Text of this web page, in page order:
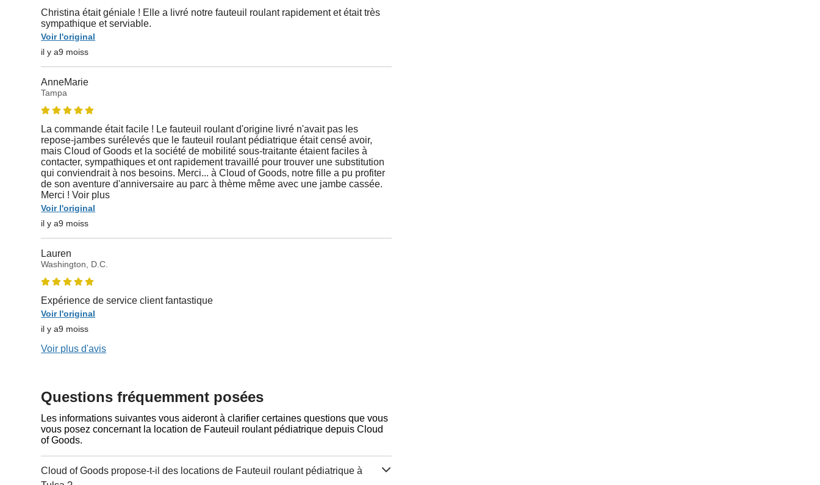
Christina était géniale ! Elle a livré notre fauteuil roulant rapidement et était très
sympathique et serviable.
Voir l'original
il y a9 moiss
AnneMarie
Tampa
La commande était facile ! Le fauteuil roulant d'origine livré n'avait pas les
repose-jambes surélevés que le fauteuil roulant pédiatrique était censé avoir,
mais Cloud of Goods et la société de mobilité sous-traitante étaient faciles à
contacter, sympathiques et ont rapidement travaillé pour trouver une substitution
qui conviendrait à nos besoins. Merci... à Cloud of Goods, notre fille a pu profiter
de son aventure d'anniversaire au parc à thème même avec une jambe cassée.
Merci ! Voir plus
Voir l'original
il y a9 moiss
Lauren
Washington, D.C.
Expérience de service client fantastique
Voir l'original
il y a9 moiss
Voir plus d'avis
Questions fréquemment posées
Les informations suivantes vous aideront à clarifier certaines questions que vous
vous posez concernant la location de Fauteuil roulant pédiatrique depuis Cloud
of Goods.
Cloud of Goods propose-t-il des locations de Fauteuil roulant pédiatrique à